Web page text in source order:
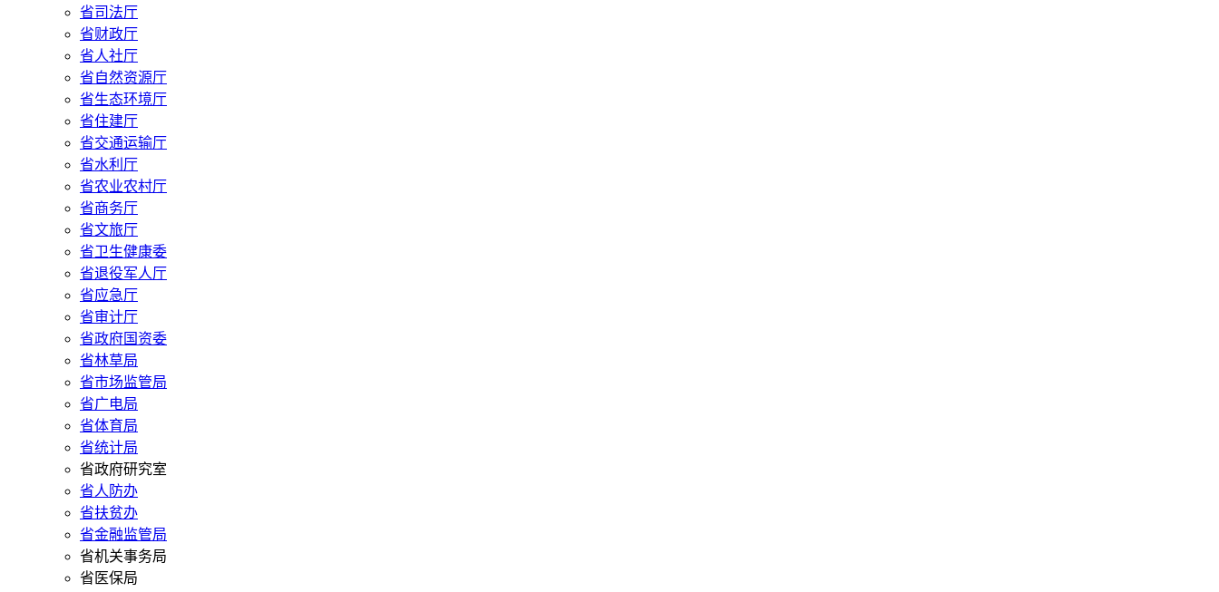
省司法厅
省财政厅
省人社厅
省自然资源厅
省生态环境厅
省住建厅
省交通运输厅
省水利厅
省农业农村厅
省商务厅
省文旅厅
省卫生健康委
省退役军人厅
省应急厅
省审计厅
省政府国资委
省林草局
省市场监管局
省广电局
省体育局
省统计局
省政府研究室
省人防办
省扶贫办
省金融监管局
省机关事务局
省医保局